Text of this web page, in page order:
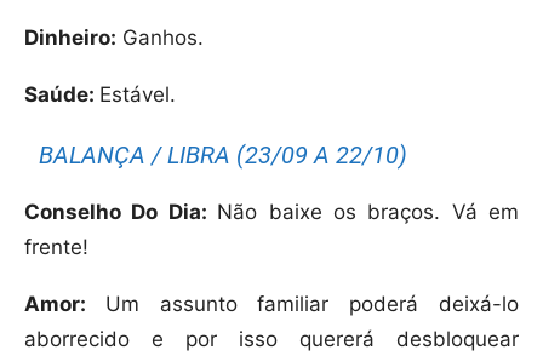
Dinheiro: Ganhos.
Saúde: Estável.
BALANÇA / LIBRA (23/09 A 22/10)
Conselho Do Dia: Não baixe os braços. Vá em
frente!
Amor: Um assunto familiar poderá deixá-lo
aborrecido e por isso quererá desbloquear